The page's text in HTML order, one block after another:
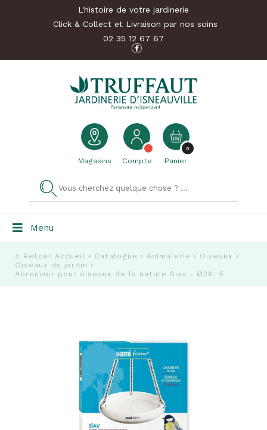
L'histoire de votre jardinerie
Click & Collect et Livraison par nos soins
02 35 12 67 67
Magasins Compte
0
Panier
Menu
< Retour Accueil › Catalogue › Animalerie › Oiseaux ›
Oiseaux du jardin ›
Abreuvoir pour oiseaux de la nature Siav - Ø26. 5